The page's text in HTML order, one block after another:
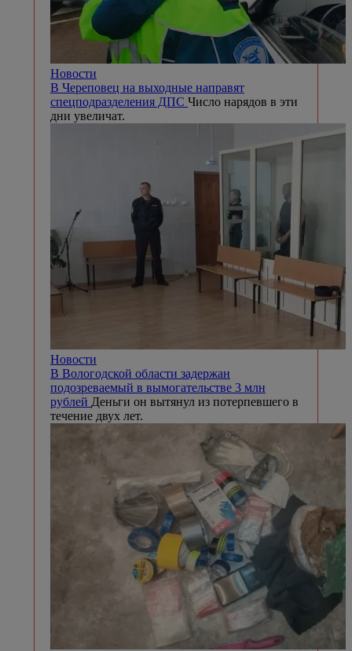
Новости
В Череповец на выходные направят
спецподразделения ДПС Число нарядов в эти
дни увеличат.
Новости
В Вологодской области задержан
подозреваемый в вымогательстве 3 млн
рублей Деньги он вытянул из потерпевшего в
течение двух лет.